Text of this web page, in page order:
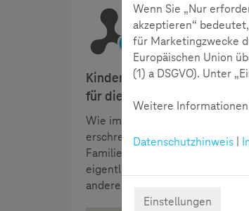
Lesezeit:8
Kinder und Jugendliche
für die tägliche
Wie im analogen Leben gibt es
erschreckenden Reichweite
Familien geworden, denn
eigentlich? Welche Arten von
andere Fragen geben neueste
Wenn Sie „Nur
akzeptieren“
für Marketingzwecke
Europäischen Union
(1) a DSGVO). Unter
Weitere
Datenschutzhinweis
Einstellungen